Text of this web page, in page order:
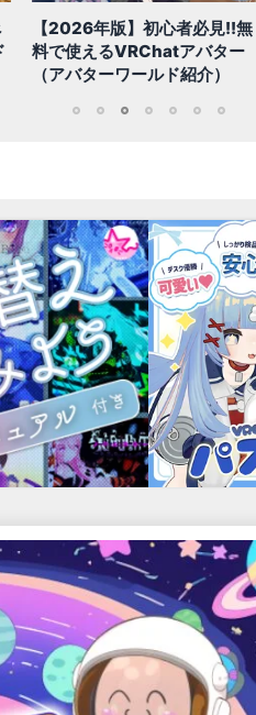
【2026年版】綺麗で壮大な景
色！多種多様な世界を味わえる
おすすめ景観ワールドに行こう